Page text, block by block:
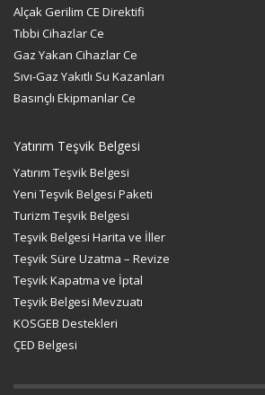
Alçak Gerilim CE Direktifi
Tıbbi Cihazlar Ce
Gaz Yakan Cihazlar Ce
Sıvı-Gaz Yakıtlı Su Kazanları
Basınçlı Ekipmanlar Ce
Yatırım Teşvik Belgesi
Yatırım Teşvik Belgesi
Yeni Teşvik Belgesi Paketi
Turizm Teşvik Belgesi
Teşvik Belgesi Harita ve İller
Teşvik Süre Uzatma – Revize
Teşvik Kapatma ve İptal
Teşvik Belgesi Mevzuatı
KOSGEB Destekleri
ÇED Belgesi